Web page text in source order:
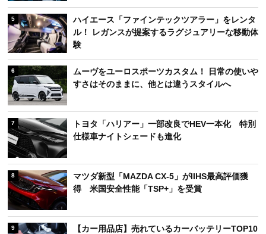
5
ハイエース「ファインテックツアラー」をレンタ
ル！ レガンスが提案するラグジュアリーな移動体
験
6
ムーヴをユーロスポーツカスタム！ 日常の使いや
すさはそのままに、他とは違うスタイルへ
7
トヨタ「ハリアー」一部改良でHEV一本化 特別
仕様車ナイトシェードも進化
8
マツダ新型「MAZDA CX-5」がIIHS最高評価獲
得 米国安全性能「TSP+」を受賞
9
【カー用品店】売れているカーバッテリーTOP10